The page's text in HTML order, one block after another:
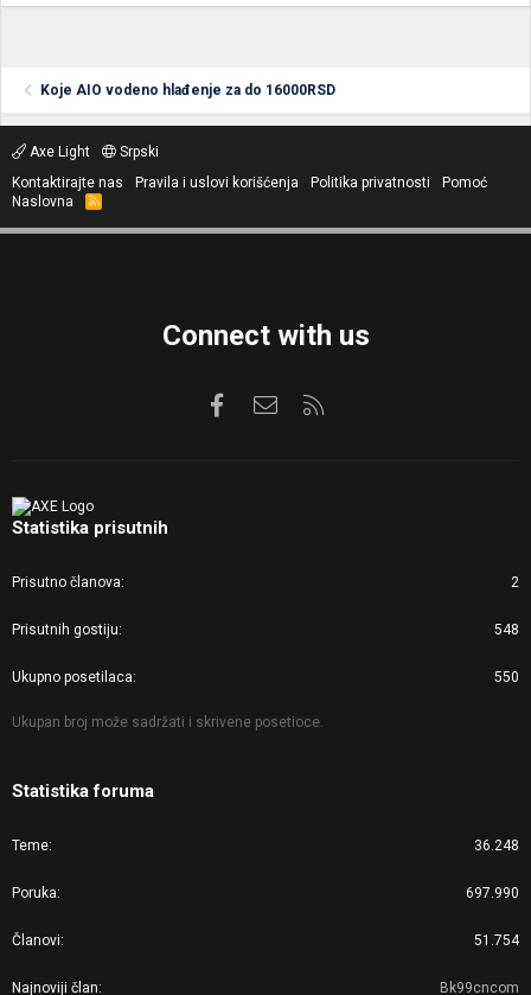
Koje AIO vodeno hlađenje za do 16000RSD
Axe Light
Srpski
Kontaktirajte nas
Pravila i uslovi korišćenja Politika privatnosti
Pomoć
Naslovna
R
S
Connect with us
FacebookKontaktirajte nas
Statistika prisutnih
Prisutno članova 2
Prisutnih gostiju 548
Ukupno posetilaca 550
Ukupan broj može sadržati i skrivene posetioce.
Statistika foruma
Teme 36.248
Poruka 697.990
Članovi 51.754
Najnoviji član Bk99cncom